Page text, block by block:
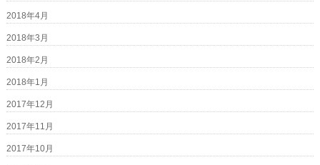
2018年4月
2018年3月
2018年2月
2018年1月
2017年12月
2017年11月
2017年10月